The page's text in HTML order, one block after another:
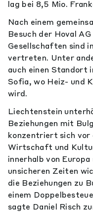
lag bei 8,5 Mio.
Nach einem
Besuch der Hoval
Gesellschaften sind
vertreten. Unter
auch einen Standort
Sofia, wo Heiz- und
wird.
Liechtenstein
Beziehungen mit
konzentriert sich vor
Wirtschaft und
innerhalb von
unsicheren Zeiten
die Beziehungen zu
einem
sagte Daniel Risch